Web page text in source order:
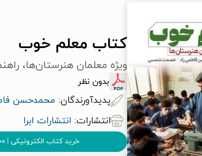
کتاب معلم خوب
ویژه معلمان هنرستان‌ها،
بدون نظر
پدیدآورندگان: محمدحسن
انتشارات: انتشارات ابرا
خرید کتاب الکترونیکی |